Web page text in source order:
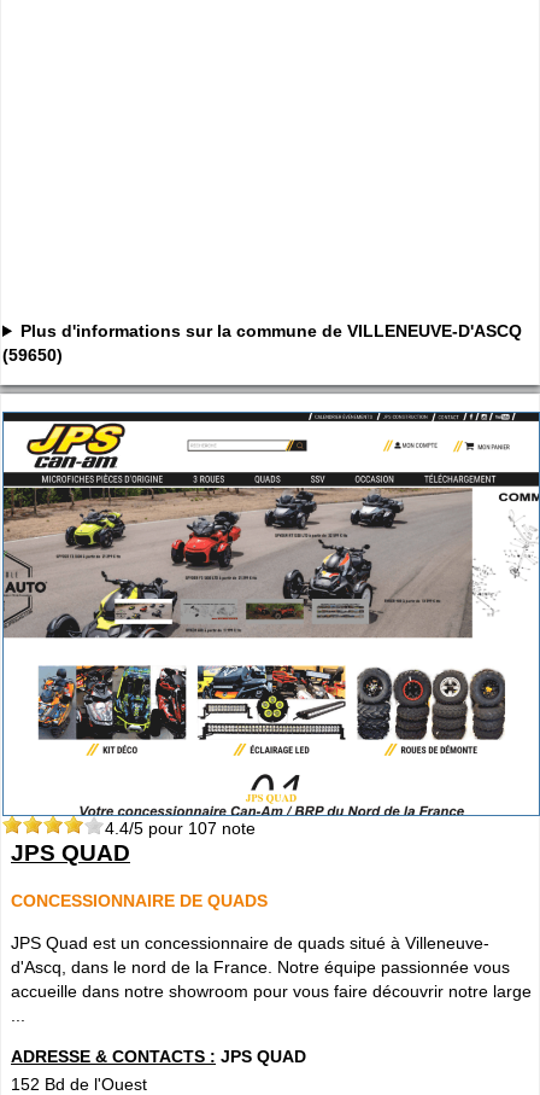
Plus d'informations sur la commune de VILLENEUVE-D'ASCQ
(59650)
4.4/5 pour 107 note
JPS QUAD
CONCESSIONNAIRE DE QUADS
JPS Quad est un concessionnaire de quads situé à Villeneuve-
d'Ascq, dans le nord de la France. Notre équipe passionnée vous
accueille dans notre showroom pour vous faire découvrir notre large
ADRESSE & CONTACTS : JPS QUAD
152 Bd de l'Ouest